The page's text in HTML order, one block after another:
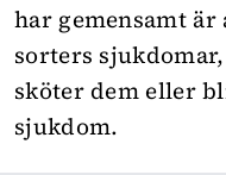
har gemensamt
sorters
sköter dem eller
sjukdom.